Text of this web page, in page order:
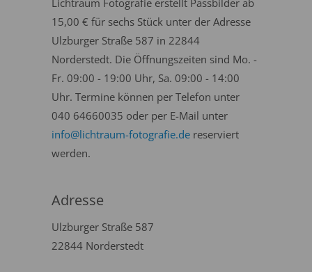
Lichtraum Fotografie erstellt Passbilder ab
15,00 € für sechs Stück unter der Adresse
Ulzburger Straße 587 in 22844
Norderstedt. Die Öffnungszeiten sind Mo. -
Fr. 09:00 - 19:00 Uhr, Sa. 09:00 - 14:00
Uhr. Termine können per Telefon unter
040 64660035 oder per E-Mail unter
info@lichtraum-fotografie.de reserviert
werden.
Adresse
Ulzburger Straße 587
22844 Norderstedt